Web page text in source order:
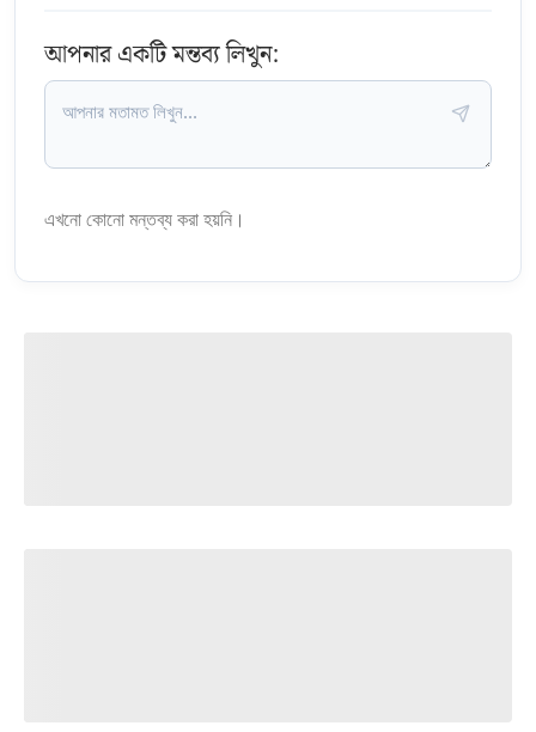
আপনার একটি মন্তব্য লিখুন:
এখনো কোনো মন্তব্য করা হয়নি।